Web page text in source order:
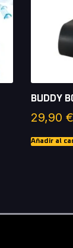
BUDDY
29,90 €
Añadir al